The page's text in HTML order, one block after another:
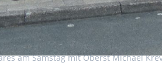
am Samstag mit Oberst Michael